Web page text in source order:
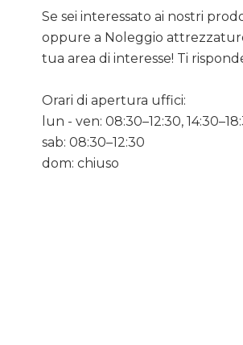
Se sei interessato ai nostri
oppure a Noleggio
tua area di interesse! Ti
Orari di apertura uffici:
lun - ven: 08:30–12:30,
sab: 08:30–12:30
dom: chiuso